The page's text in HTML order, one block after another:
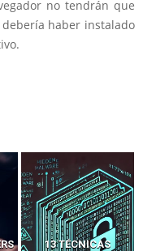
no tendrán que
debería haber instalado
13 TÉCNICAS